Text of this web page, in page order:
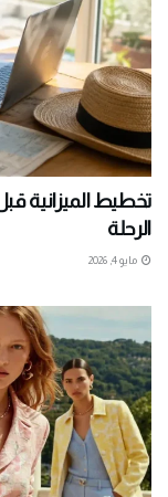
تخطيط الميزانية
الرحلة
مايو 4, 2026